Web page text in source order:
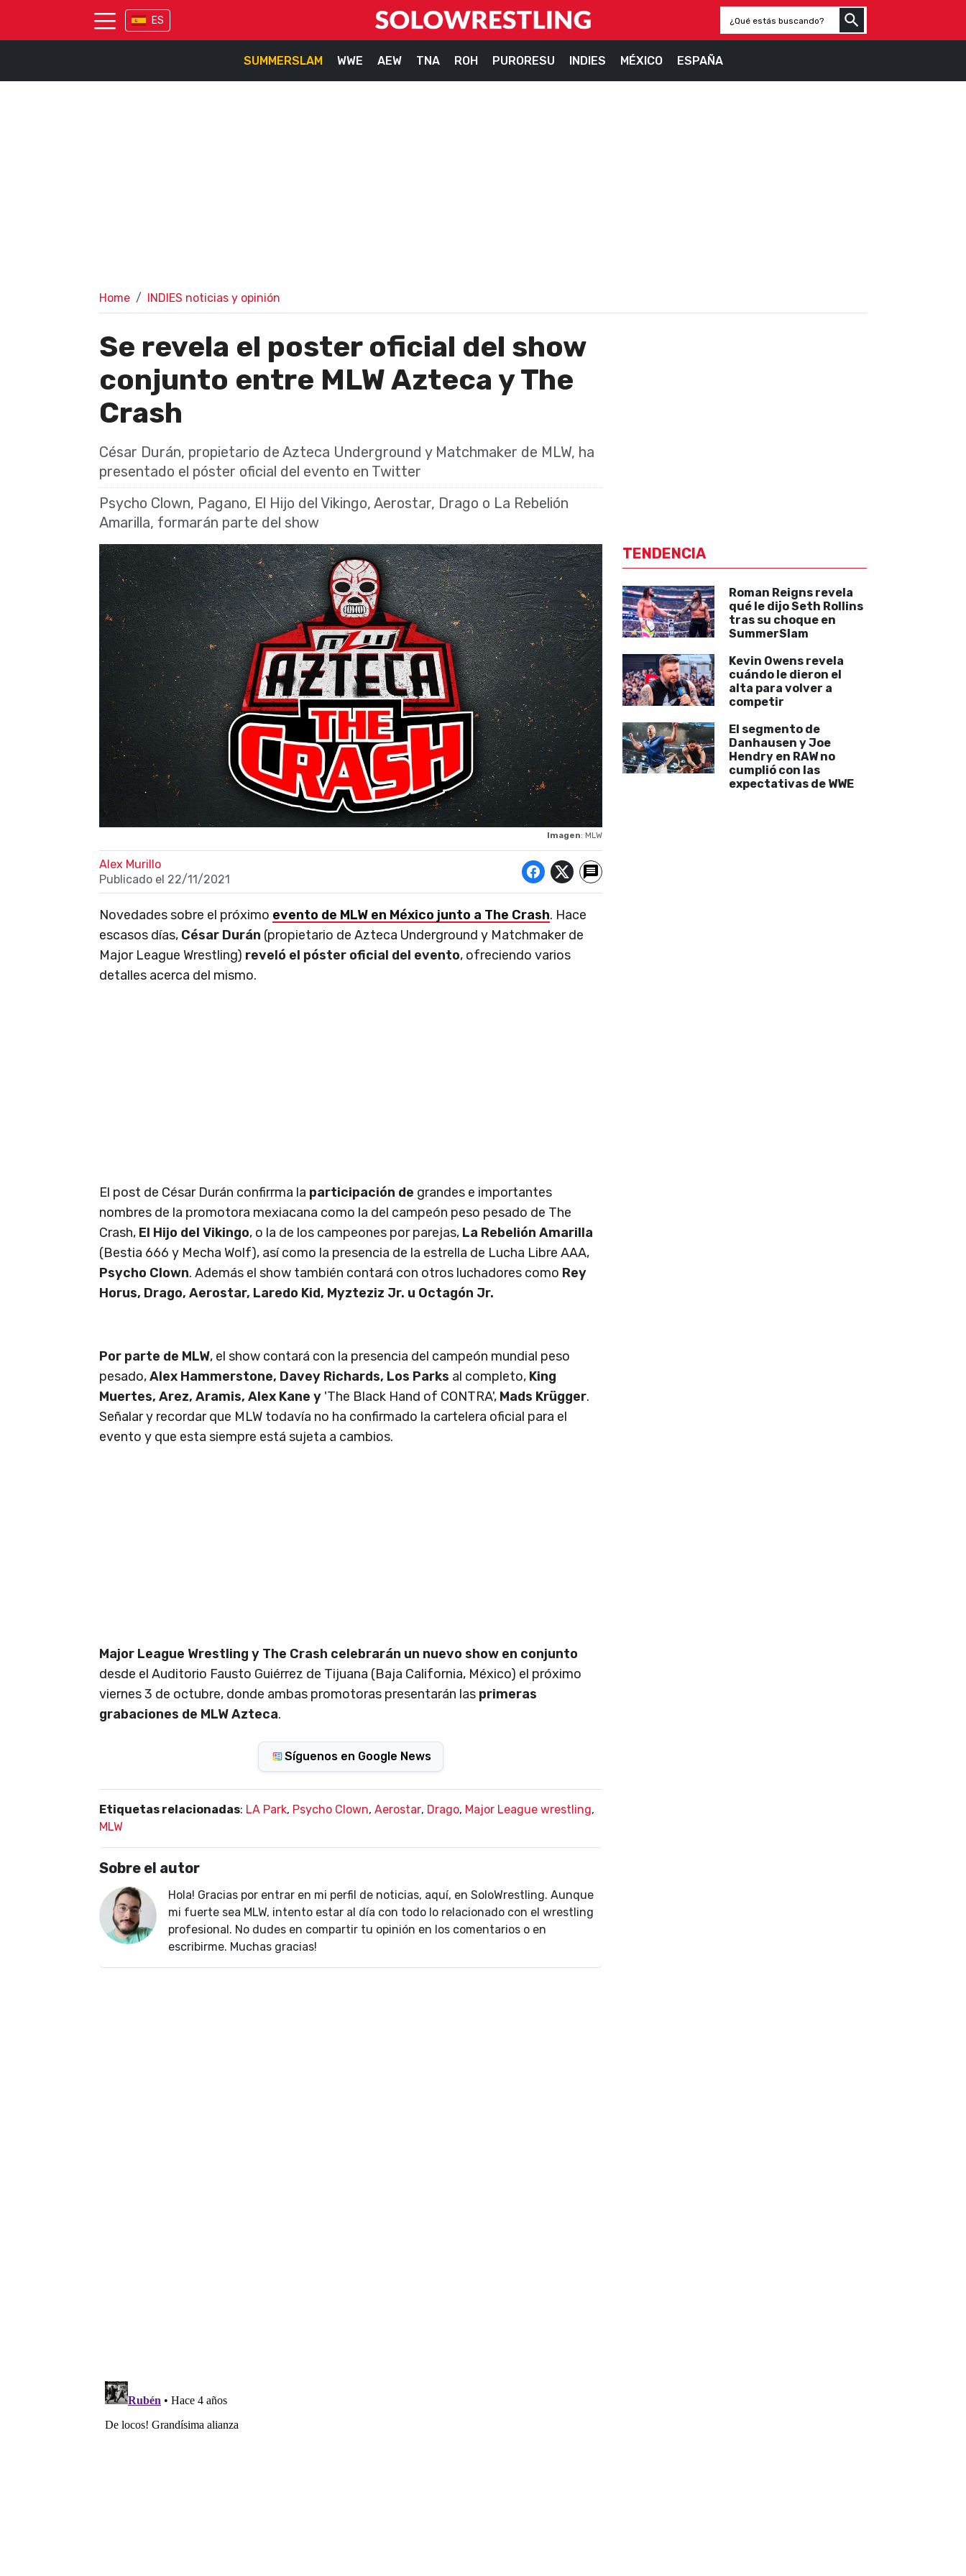
ES
SUMMERSLAM WWE AEW TNA ROH PURORESU INDIES MÉXICO ESPAÑA
Home INDIES noticias y opinión
Se revela el poster oficial del show
conjunto entre MLW Azteca y The
Crash
César Durán, propietario de Azteca Underground y Matchmaker de MLW, ha
presentado el póster oficial del evento en Twitter
Psycho Clown, Pagano, El Hijo del Vikingo, Aerostar, Drago o La Rebelión
Amarilla, formarán parte del show
Imagen: MLW
Alex Murillo
Publicado el 22/11/2021
Novedades sobre el próximo evento de MLW en México junto a The Crash. Hace
escasos días, César Durán (propietario de Azteca Underground y Matchmaker de
Major League Wrestling) reveló el póster oficial del evento, ofreciendo varios
detalles acerca del mismo.
El post de César Durán confirrma la participación de grandes e importantes
nombres de la promotora mexiacana como la del campeón peso pesado de The
Crash, El Hijo del Vikingo, o la de los campeones por parejas, La Rebelión Amarilla
(Bestia 666 y Mecha Wolf), así como la presencia de la estrella de Lucha Libre AAA,
Psycho Clown. Además el show también contará con otros luchadores como Rey
Horus, Drago, Aerostar, Laredo Kid, Myzteziz Jr. u Octagón Jr.
Por parte de MLW, el show contará con la presencia del campeón mundial peso
pesado,Alex Hammerstone, Davey Richards, Los Parks al completo, King
Muertes, Arez, Aramis, Alex Kane y 'The Black Hand of CONTRA', Mads Krügger.
Señalar y recordar que MLW todavía no ha confirmado la cartelera oficial para el
evento y que esta siempre está sujeta a cambios.
Major League Wrestling y The Crash celebrarán un nuevo show en conjunto
desde el Auditorio Fausto Guiérrez de Tijuana (Baja California, México) el próximo
viernes 3 de octubre, donde ambas promotoras presentarán las primeras
grabaciones de MLW Azteca.
Síguenos en Google News
Etiquetas relacionadas: LA Park, Psycho Clown, Aerostar, Drago, Major League wrestling,
MLW
Sobre el autor
Hola! Gracias por entrar en mi perfil de noticias, aquí, en SoloWrestling. Aunque
mi fuerte sea MLW, intento estar al día con todo lo relacionado con el wrestling
profesional. No dudes en compartir tu opinión en los comentarios o en
escribirme. Muchas gracias!
TENDENCIA
Roman Reigns revela
qué le dijo Seth Rollins
tras su choque en
SummerSlam
Kevin Owens revela
cuándo le dieron el
alta para volver a
competir
El segmento de
Danhausen y Joe
Hendry en RAW no
cumplió con las
expectativas de WWE